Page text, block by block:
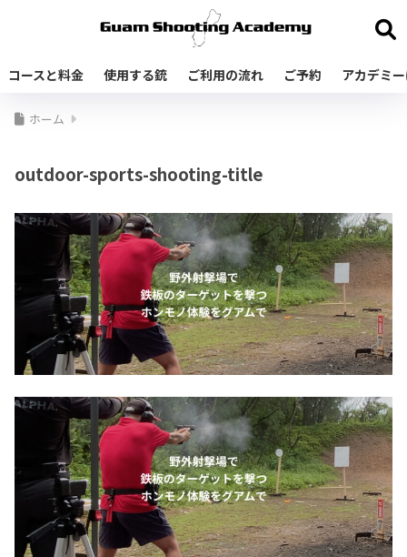
コースと料金 使用する銃 ご利用の流れ ご予約 アカデミ
ホーム
outdoor-sports-shooting-title